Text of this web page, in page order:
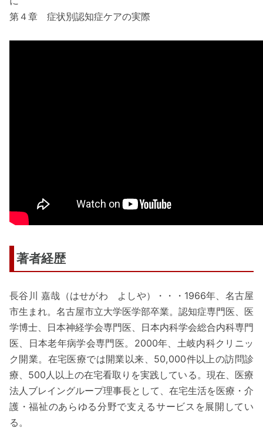
第４章 症状別認知症ケアの実際
著者経歴
長谷川 嘉哉（はせがわ よしや）・・・1966年、名古屋
市生まれ。名古屋市立大学医学部卒業。認知症専門医、医
学博士、日本神経学会専門医、日本内科学会総合内科専門
医、日本老年病学会専門医。2000年、土岐内科クリニッ
ク開業。在宅医療では開業以来、50,000件以上の訪問診
療、500人以上の在宅看取りを実践している。現在、医療
法人ブレイングループ理事長として、在宅生活を医療・介
護・福祉のあらゆる分野で支えるサービスを展開してい
る。